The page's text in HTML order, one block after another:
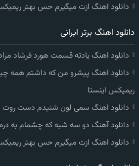
دانلود اهنگ ازت میگیرم حس بهتر
دانلود اهنگ برتر ایرانی
دانلود اهنگ یادته قسمت هورد فرشاد
دانلود اهنگ پیشرو من که داشتم همه
ریمیکس اینستا
دانلود اهنگ سمی لون شنیدم دست روت
دانلود آهنگ دو سه شبه که چشمام به
دانلود اهنگ ازت میگیرم حس بهتر